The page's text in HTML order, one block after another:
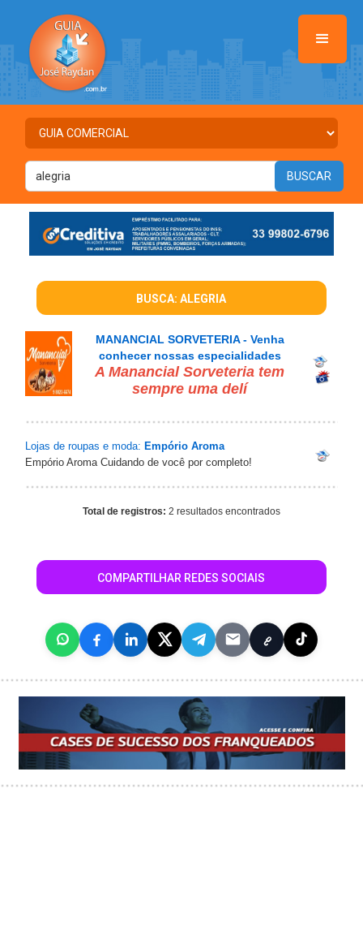
BUSCA: ALEGRIA
MANANCIAL SORVETERIA - Venha
conhecer nossas especialidades
A Manancial Sorveteria tem
sempre uma delí
Lojas de roupas e moda: Empório Aroma
Empório Aroma Cuidando de você por completo!
Total de registros: 2 resultados encontrados
COMPARTILHAR REDES SOCIAIS